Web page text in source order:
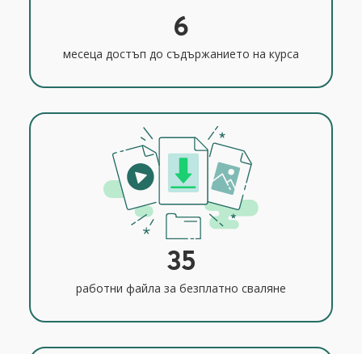
6
месеца достъп до съдържанието на курса
35
работни файла за безплатно сваляне